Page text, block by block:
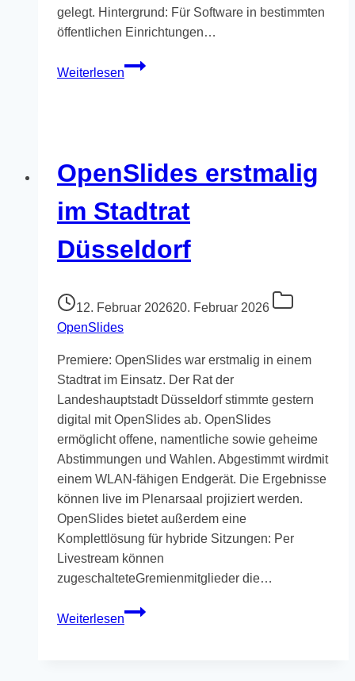
gelegt. Hintergrund: Für Software in bestimmten
öffentlichen Einrichtungen…
Weiterlesen
Fortschritt
OpenSlides erstmalig
im Stadtrat
Düsseldorf
12. Februar 202620. Februar 2026
OpenSlides
Premiere: OpenSlides war erstmalig in einem
Stadtrat im Einsatz. Der Rat der
Landeshauptstadt Düsseldorf stimmte gestern
digital mit OpenSlides ab. OpenSlides
ermöglicht offene, namentliche sowie geheime
Abstimmungen und Wahlen. Abgestimmt wirdmit
einem WLAN-fähigen Endgerät. Die Ergebnisse
können live im Plenarsaal projiziert werden.
OpenSlides bietet außerdem eine
Komplettlösung für hybride Sitzungen: Per
Livestream können
zugeschalteteGremienmitglieder die…
Weiterlesen
OpenSlides